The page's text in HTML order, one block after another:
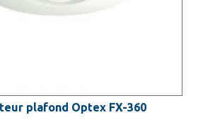
plafond Optex FX-360